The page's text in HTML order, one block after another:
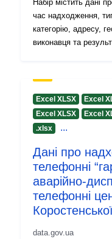
Набір містить дані
час надходження,
категорію, адресу,
виконавця та
Excel XLSX Excel
Excel XLSX
Excel
.xlsx
...
Дані про
телефонні
аварійно-
телефонні
data.gov.ua